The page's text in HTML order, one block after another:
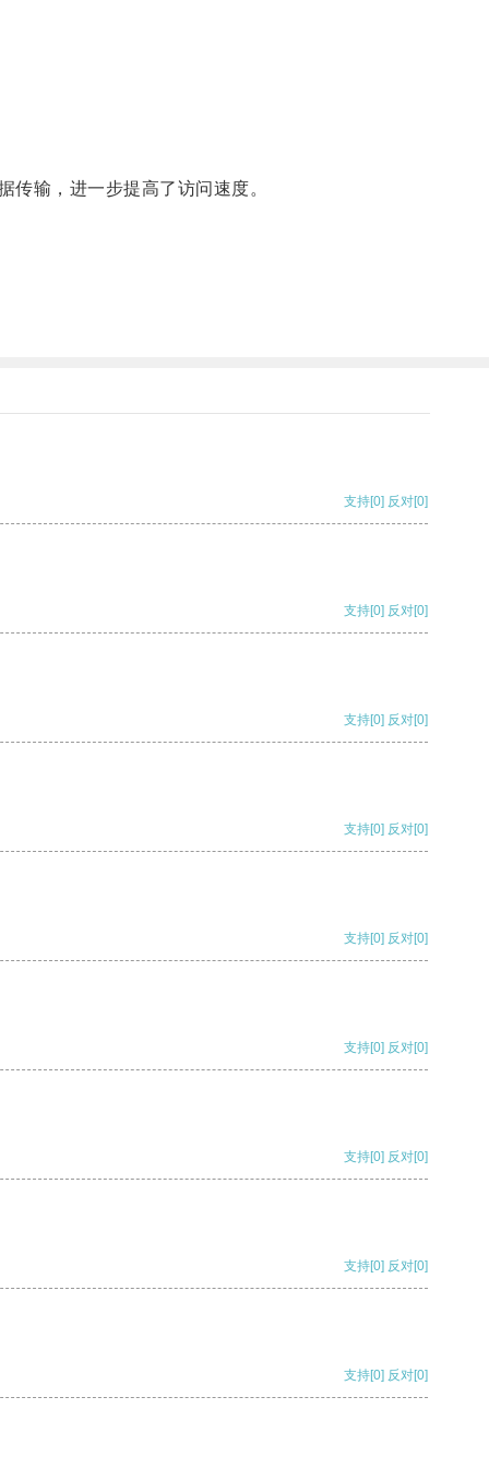
输，进一步提高了访问速度。
支持[0] 反对[0]
支持[0] 反对[0]
支持[0] 反对[0]
支持[0] 反对[0]
支持[0] 反对[0]
支持[0] 反对[0]
支持[0] 反对[0]
支持[0] 反对[0]
支持[0] 反对[0]